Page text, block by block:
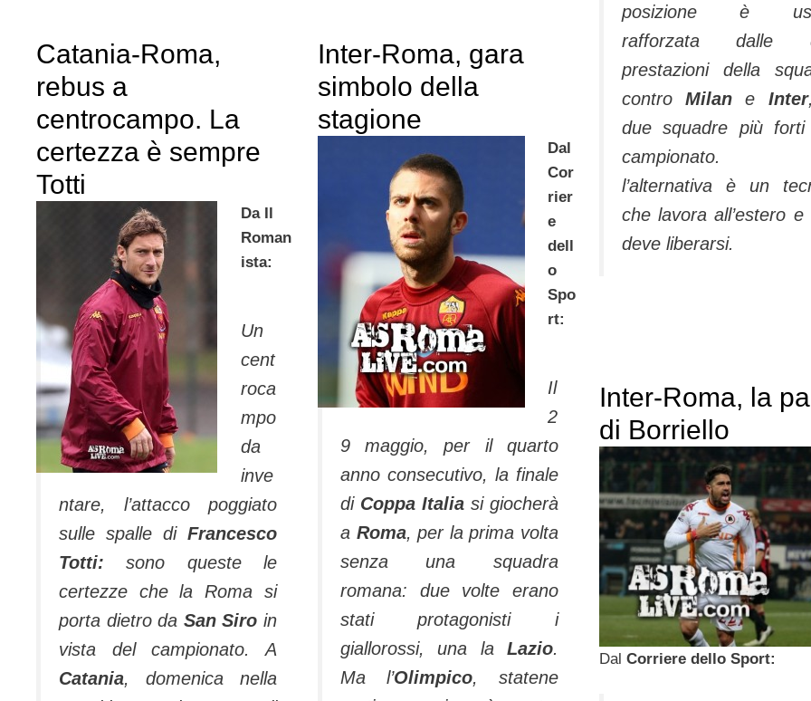
posizione è
rafforzata dalle
prestazioni della
controMilan e Inter
due squadre più
campionato.
l’alternativa è un
che lavora all’estero e
deve liberarsi.
Catania-Roma,
rebus a
centrocampo. La
certezza è sempre
Totti
Da Il
Roman
ista:
Un
cent
roca
mpo
da
inve
ntare, l’attacco poggiato
sulle spalle di Francesco
Totti: sono queste le
certezze che la Roma si
porta dietro da San Siro in
vista del campionato. A
Catania, domenica nella
Inter-Roma, gara
simbolo della
stagione
Dal
Cor
rier
e
dell
o
Spo
rt:
Il
2
9 maggio, per il quarto
anno consecutivo, la finale
di Coppa Italiasi giocherà
a Roma, per la prima volta
senza una squadra
romana: due volte erano
stati protagonisti i
giallorossi, una la Lazio.
Ma l’Olimpico, statene
Inter-Roma, la
di Borriello
Dal Corriere dello Sport: